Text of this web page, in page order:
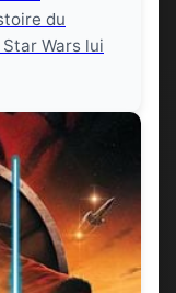
du
Wars lui